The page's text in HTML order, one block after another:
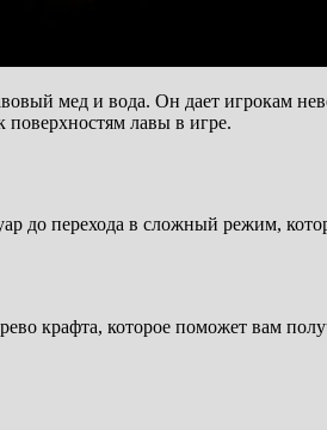
мед и вода. Он дает игрокам
лавы в игре.
до перехода в сложный режим,
крафта, которое поможет вам